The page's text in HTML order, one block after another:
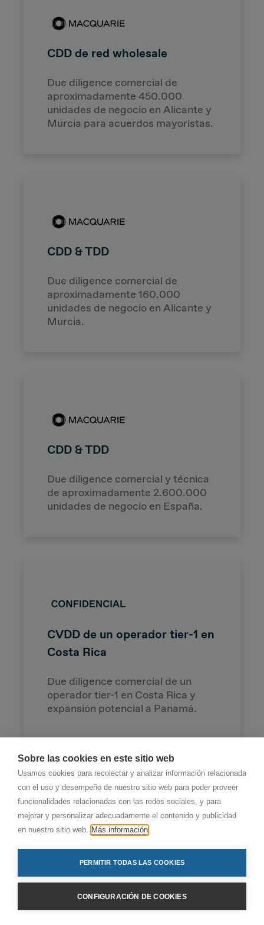
Sobre las cookies en este sitio web
Usamos cookies para recolectar y analizar información relacionada
con el uso y desempeño de nuestro sitio web para poder proveer
funcionalidades relacionadas con las redes sociales, y para
mejorar y personalizar adecuadamente el contenido y publicidad
en nuestro sitio web. Más información
PERMITIR TODAS LAS COOKIES
CONFIGURACIÓN DE COOKIES
CDD de red wholesale
Due diligence comercial de
aproximadamente 450.000
unidades de negocio en Alicante y
Murcia para acuerdos mayoristas.
CDD & TDD
Due diligence comercial de
aproximadamente 160.000
unidades de negocio en Alicante y
Murcia.
CDD & TDD
Due diligence comercial y técnica
de aproximadamente 2.600.000
unidades de negocio en España.
CVDD de un operador tier-1 en
Costa Rica
Due diligence comercial de un
operador tier-1 en Costa Rica y
expansión potencial a Panamá.
Estrategia de recaudación de
Fondos NextGenerationEU
Definició de l'estratègia d'aquisició.
Desenvolupament del pla de
negoci/inversió vinculat a cada